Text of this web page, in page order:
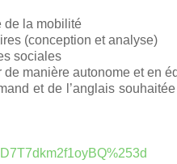
de la mobilité
(conception et analyse)
sociales
manière autonome et en
et de l’anglais